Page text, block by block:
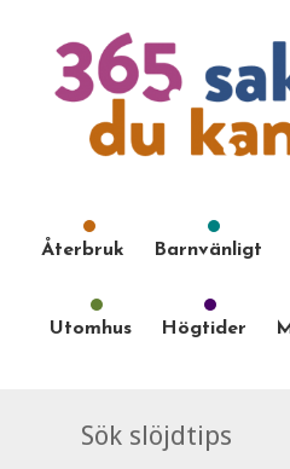
Återbruk Barnvänligt
Utomhus Högtider